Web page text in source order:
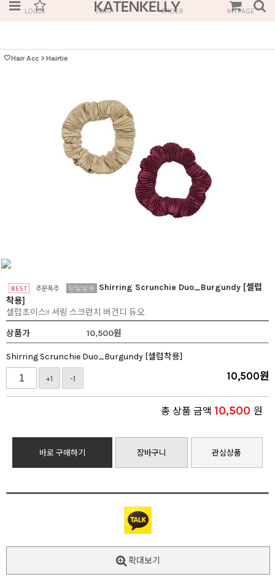
LOGIN JOIN ORDER MYPAGE
🤍Hair Acc > Hairtie
Shirring Scrunchie Duo_Burgundy [셀럽
착용]
셀럽초이스!! 셔링 스크런치 버건디 듀오
상품가
10,500원
Shirring Scrunchie Duo_Burgundy [셀럽착용]
+1 -1 10,500원
총 상품 금액 10,500 원
바로 구매하기 장바구니 관심상품
확대보기